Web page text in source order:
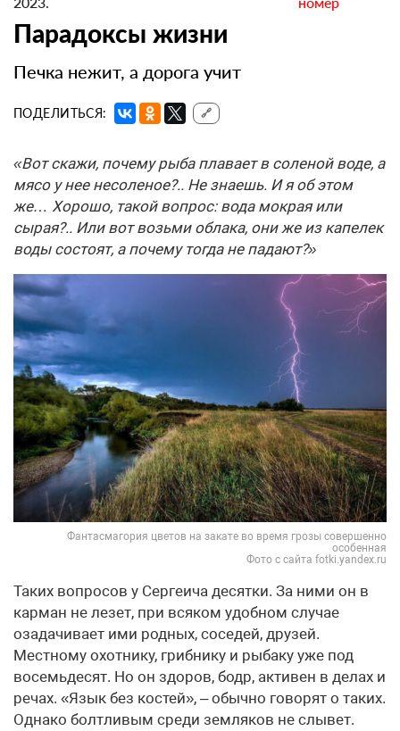
Парадоксы жизни
Печка нежит, а дорога учит
ПОДЕЛИТЬСЯ: 🔗
«Вот скажи, почему рыба плавает в соленой воде, а
мясо у нее несоленое?.. Не знаешь. И я об этом
же… Хорошо, такой вопрос: вода мокрая или
сырая?.. Или вот возьми облака, они же из капелек
воды состоят, а почему тогда не падают?»
Фантасмагория цветов на закате во время грозы совершенно
особенная
Фото с сайта fotki.yandex.ru
Таких вопросов у Сергеича десятки. За ними он в
карман не лезет, при всяком удобном случае
озадачивает ими родных, соседей, друзей.
Местному охотнику, грибнику и рыбаку уже под
восемьдесят. Но он здоров, бодр, активен в делах и
речах. «Язык без костей», – обычно говорят о таких.
Однако болтливым среди земляков не слывет.